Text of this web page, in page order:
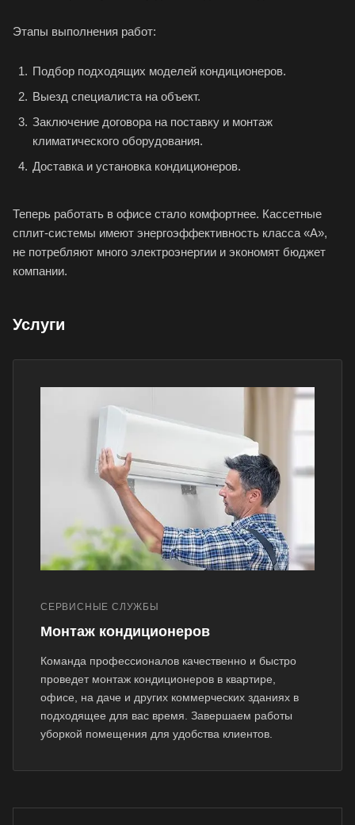
Этапы выполнения работ:
Подбор подходящих моделей кондиционеров.
Выезд специалиста на объект.
Заключение договора на поставку и монтаж
климатического оборудования.
Доставка и установка кондиционеров.
Теперь работать в офисе стало комфортнее. Кассетные
сплит-системы имеют энергоэффективность класса «А»,
не потребляют много электроэнергии и экономят бюджет
компании.
Услуги
СЕРВИСНЫЕ СЛУЖБЫ
Монтаж кондиционеров
Команда профессионалов качественно и быстро
проведет монтаж кондиционеров в квартире,
офисе, на даче и других коммерческих зданиях в
подходящее для вас время. Завершаем работы
уборкой помещения для удобства клиентов.